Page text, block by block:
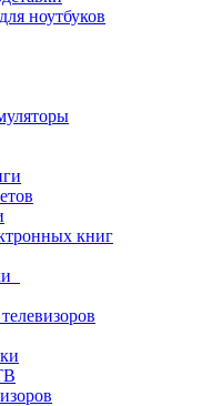
ноутбуков
книг